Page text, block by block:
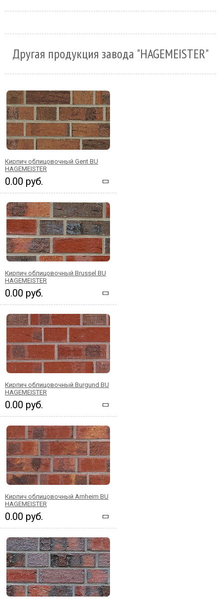
Другая продукция завода "HAGEMEISTER"
Кирпич облицовочный Gent BU
HAGEMEISTER
0.00 руб.
Кирпич облицовочный Brussel BU
HAGEMEISTER
0.00 руб.
Кирпич облицовочный Burgund BU
HAGEMEISTER
0.00 руб.
Кирпич облицовочный Arnheim BU
HAGEMEISTER
0.00 руб.